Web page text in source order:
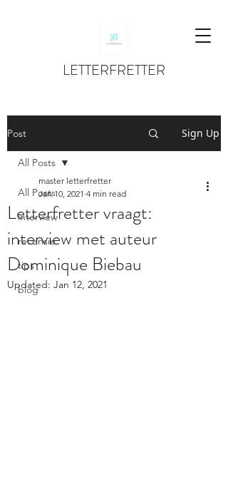
LETTERFRETTER
Post Sign Up
All Posts
interview
recensie
tips
blog
All Posts
Letterfretter vraagt:
interview met auteur
Dominique Biebau
master letterfretter
Jan 10, 2021 4 min read
Updated: Jan 12, 2021